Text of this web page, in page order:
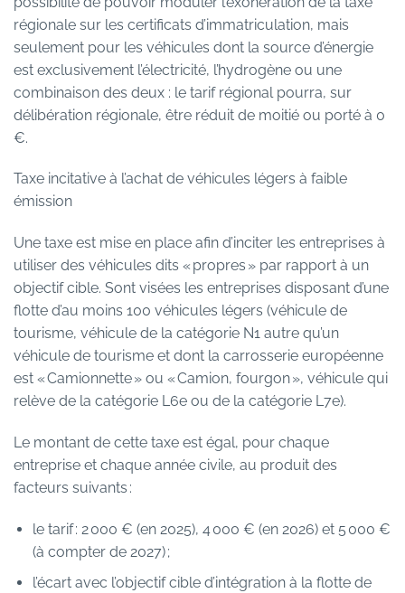
régionale sur les certificats d’immatriculation, mais
seulement pour les véhicules dont la source d’énergie
est exclusivement l’électricité, l’hydrogène ou une
combinaison des deux : le tarif régional pourra, sur
délibération régionale, être réduit de moitié ou porté à 0
€.
Taxe incitative à l’achat de véhicules légers à faible
émission
Une taxe est mise en place afin d’inciter les entreprises à
utiliser des véhicules dits « propres » par rapport à un
objectif cible. Sont visées les entreprises disposant d’une
flotte d’au moins 100 véhicules légers (véhicule de
tourisme, véhicule de la catégorie N1 autre qu’un
véhicule de tourisme et dont la carrosserie européenne
est « Camionnette » ou « Camion, fourgon », véhicule qui
relève de la catégorie L6e ou de la catégorie L7e).
Le montant de cette taxe est égal, pour chaque
entreprise et chaque année civile, au produit des
facteurs suivants :
le tarif : 2 000 € (en 2025), 4 000 € (en 2026) et 5 000 €
(à compter de 2027) ;
l’écart avec l’objectif cible d’intégration à la flotte de